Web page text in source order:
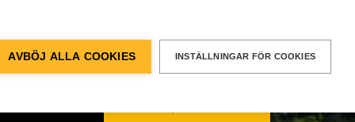
12, Älvsjö
Sök
AVBÖJ ALLA COOKIES INSTÄLLNINGAR FÖR COOKIES